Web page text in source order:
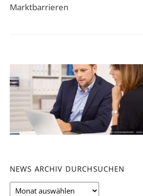
Marktbarrieren
NEWS ARCHIV DURCHSUCHEN
News